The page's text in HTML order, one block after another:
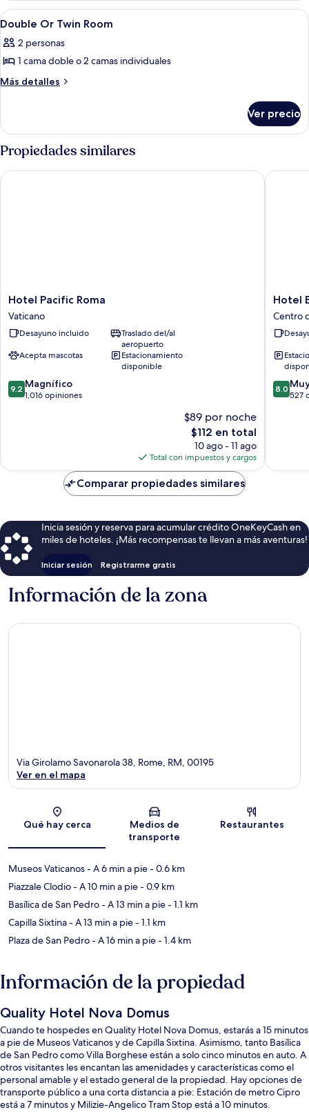
para
no
fumadores
camas,
para
fumadores
Abrir
todas
las
fotos
de
Twin
Room
Vista de una calle que atraviesa un
4
Double Or Twin Room
2 personas
1 cama doble o 2 camas individuales
Más detalles
Más
Or
Twin
Room
Ver precio
Propiedades similares
Hotel
Pacific
Roma
Vaticano
Hotel Pacific Roma
Vaticano
Desayuno incluido
Traslado del/al
aeropuerto
Acepta mascotas
Estacionamiento
disponible
9.2
de
9.2 Magnífico
1,016 opiniones
$89 por noche
El
precio
actual
es
de
$112
$112 en total
10 ago - 11 ago
Total con impuestos y cargos
Hotel Pacific Roma
Hotel
Emmaus
Centro
de
ciudad
Roma
Hotel
Centro
8.0
de
8.0
527
Hotel
Comparar propiedades similares
Inicia sesión y reserva para acumular crédito OneKeyCash en
miles de hoteles. ¡Más recompensas te llevan a más aventuras!
Iniciar sesión Registrarme gratis
Información de la zona
Sección del mapa
Via Girolamo Savonarola 38, Rome, RM, 00195
Ver en el mapa
Qué hay cerca
Medios de
transporte
Restaurantes
Museos Vaticanos- A 6 min a pie- 0.6 km
Piazzale Clodio- A 10 min a pie- 0.9 km
Basílica de San Pedro- A 13 min a pie- 1.1 km
Capilla Sixtina- A 13 min a pie- 1.1 km
Plaza de San Pedro- A 16 min a pie- 1.4 km
Información de la propiedad
Quality Hotel Nova Domus
Cuando te hospedes en Quality Hotel Nova Domus, estarás a 15 minutos
a pie de Museos Vaticanos y de Capilla Sixtina. Asimismo, tanto Basílica
de San Pedro como Villa Borghese están a solo cinco minutos en auto. A
otros visitantes les encantan las amenidades y características como el
personal amable y el estado general de la propiedad. Hay opciones de
transporte público a una corta distancia a pie: Estación de metro Cipro
está a 7 minutos y Milizie-Angelico Tram Stop está a 10 minutos.